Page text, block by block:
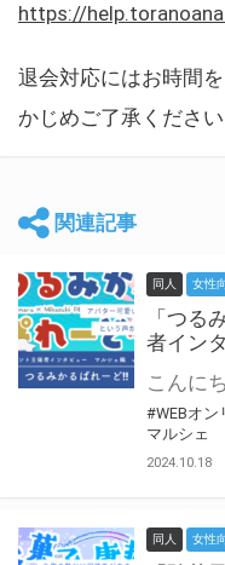
https://
退会対応にはお時間
かじめご了承ください
関連記事
同人 女性
「つる
者イン
#WEBオン
マルシェ
2024.10.18
同人 女性